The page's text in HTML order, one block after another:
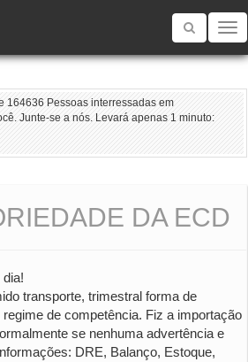
Toggle
164636 Pessoas interressadas em
Junte-se a nós. Levará apenas 1 minuto:
DA ECD
transporte, trimestral forma de
de competência. Fiz a importação
se nenhuma advertência e
DRE, Balanço, Estoque,